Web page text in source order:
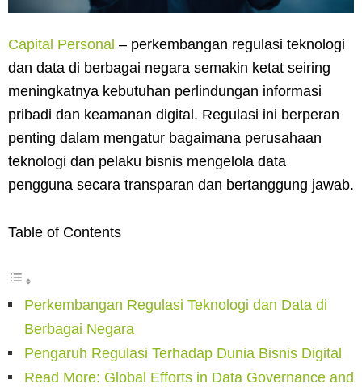
Capital Personal – perkembangan regulasi teknologi
dan data di berbagai negara semakin ketat seiring
meningkatnya kebutuhan perlindungan informasi
pribadi dan keamanan digital. Regulasi ini berperan
penting dalam mengatur bagaimana perusahaan
teknologi dan pelaku bisnis mengelola data
pengguna secara transparan dan bertanggung jawab.
Table of Contents
Perkembangan Regulasi Teknologi dan Data di
Berbagai Negara
Pengaruh Regulasi Terhadap Dunia Bisnis Digital
Read More: Global Efforts in Data Governance and